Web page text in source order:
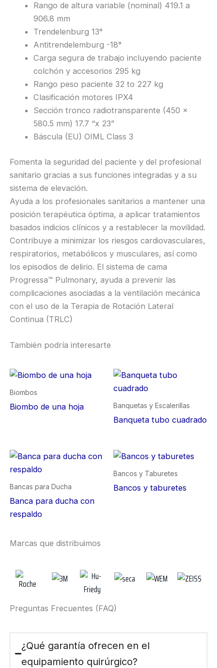
Rango de altura variable (nominal) 419.1 a
906.8 mm
Trendelenburg 13°
Antitrendelemburg -18°
Carga segura de trabajo incluyendo paciente
colchón y accesorios 295 kg
Rango peso paciente 32 to 227 kg
Clasificación motores IPX4
Sección tronco radiotransparente (450 x
580.5 mm) 17.7 “x 23”
Báscula (EU) OIML Class 3
Fomenta la seguridad del paciente y del profesional
sanitario gracias a sus funciones integradas y a su
sistema de elevación.
Ayuda a los profesionales sanitarios a mantener una
posición terapéutica óptima, a aplicar tratamientos
basados indicios clínicos y a restablecer la movilidad.
Contribuye a minimizar los riesgos cardiovasculares,
respiratorios, metabólicos y musculares, así como
los episodios de delirio. El sistema de cama
Progressa™ Pulmonary, ayuda a prevenir las
complicaciones asociadas a la ventilación mecánica
con el uso de la Terapia de Rotación Lateral
Continua (TRLC)
También podría interesarte
Biombos
Biombo de una hoja Banquetas y Escalerillas
Banqueta tubo cuadrado
Bancas para Ducha
Banca para ducha con
respaldo
Bancos y Taburetes
Bancos y taburetes
Marcas que distribuimos
Preguntas Frecuentes (FAQ)
¿Qué garantía ofrecen en el
equipamiento quirúrgico?